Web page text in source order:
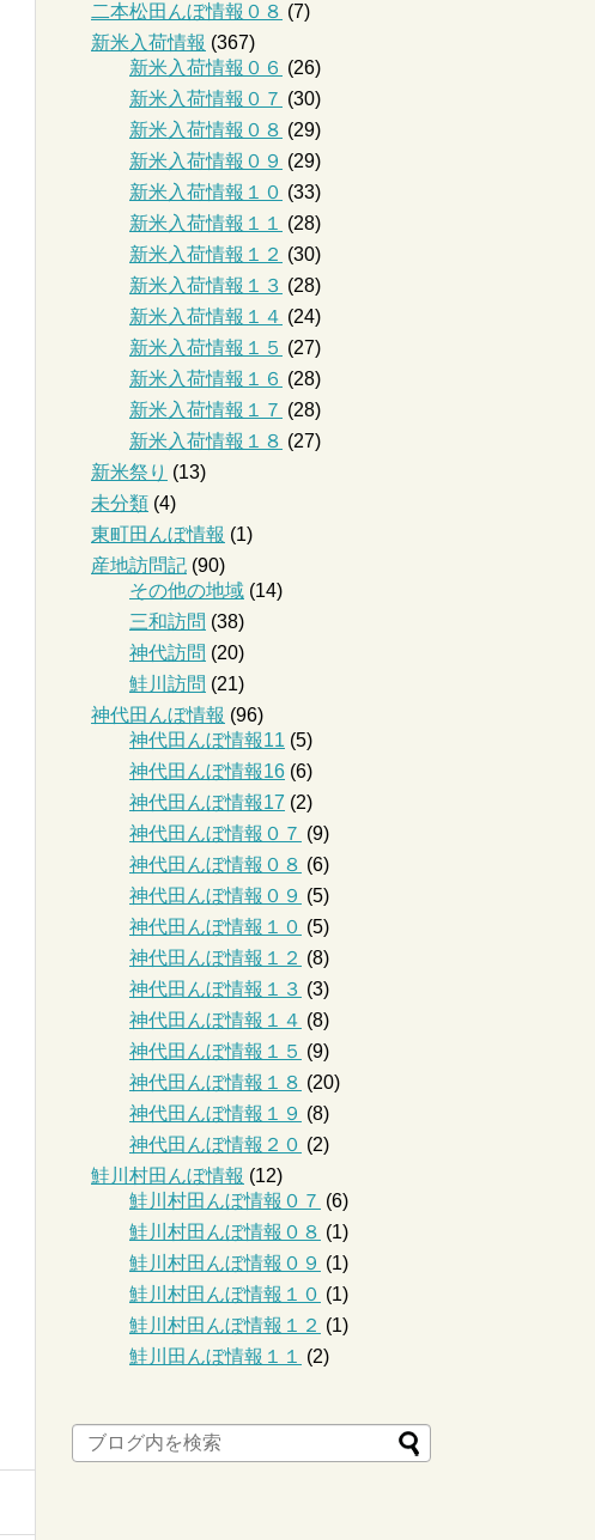
二本松田んぼ情報０８ (7)
新米入荷情報 (367)
新米入荷情報０６ (26)
新米入荷情報０７ (30)
新米入荷情報０８ (29)
新米入荷情報０９ (29)
新米入荷情報１０ (33)
新米入荷情報１１
(28)
新米入荷情報１２ (30)
新米入荷情報１３ (28)
新米入荷情報１４ (24)
新米入荷情報１５ (27)
新米入荷情報１６ (28)
新米入荷情報１７ (28)
新米入荷情報１８ (27)
新米祭り (13)
未分類 (4)
東町田んぼ情報 (1)
産地訪問記 (90)
その他の地域 (14)
三和訪問 (38)
神代訪問 (20)
鮭川訪問 (21)
神代田んぼ情報 (96)
神代田んぼ情報11 (5)
神代田んぼ情報16 (6)
神代田んぼ情報17 (2)
神代田んぼ情報０７ (9)
神代田んぼ情報０８ (6)
神代田んぼ情報０９ (5)
神代田んぼ情報１０ (5)
神代田んぼ情報１２ (8)
神代田んぼ情報１３ (3)
神代田んぼ情報１４ (8)
神代田んぼ情報１５ (9)
神代田んぼ情報１８ (20)
神代田んぼ情報１９ (8)
神代田んぼ情報２０ (2)
鮭川村田んぼ情報 (12)
鮭川村田んぼ情報０７ (6)
鮭川村田んぼ情報０８ (1)
鮭川村田んぼ情報０９ (1)
鮭川村田んぼ情報１０ (1)
鮭川村田んぼ情報１２ (1)
鮭川田んぼ情報１１
(2)